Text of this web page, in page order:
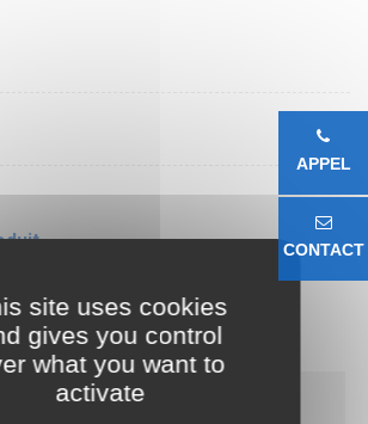
25.00
APPEL
CONTACT
site uses cookies
gives you control
what you want to
activate